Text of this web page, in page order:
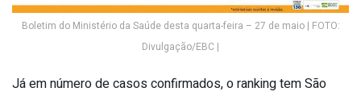
Boletim do Ministério da Saúde desta quarta-feira – 27 de maio | FOTO:
Divulgação/EBC |
Já em número de casos confirmados, o ranking tem São